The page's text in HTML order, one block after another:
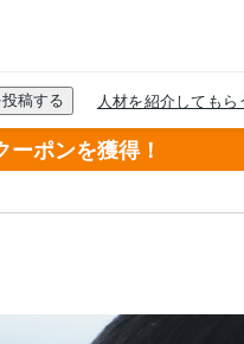
ポンを獲得！